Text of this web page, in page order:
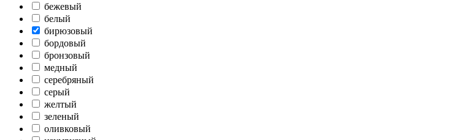
бежевый
белый
бирюзовый
бордовый
бронзовый
медный
серебряный
серый
желтый
зеленый
оливковый